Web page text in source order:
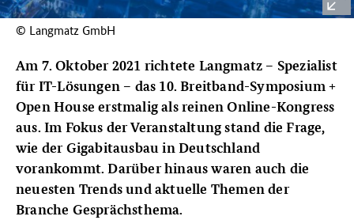
© Langmatz GmbH
Am 7. Oktober 2021 richtete Langmatz – Spezialist
für IT-Lösungen – das 10. Breitband-Symposium +
Open House erstmalig als reinen Online-Kongress
aus. Im Fokus der Veranstaltung stand die Frage,
wie der Gigabitausbau in Deutschland
vorankommt. Darüber hinaus waren auch die
neuesten Trends und aktuelle Themen der
Branche Gesprächsthema.